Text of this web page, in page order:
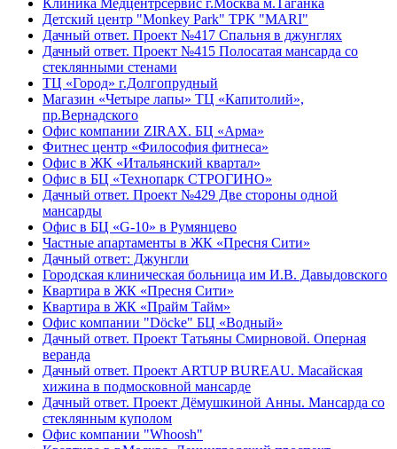
Клиника Медцентрсервис г.Москва м.Таганка
Детский центр "Monkey Park" ТРК "MARI"
Дачный ответ. Проект №417 Спальня в джунглях
Дачный ответ. Проект №415 Полосатая мансарда со
стеклянными стенами
ТЦ «Город» г.Долгопрудный
Магазин «Четыре лапы» ТЦ «Капитолий»,
пр.Вернадского
Офис компании ZIRAX. БЦ «Арма»
Фитнес центр «Философия фитнеса»
Офис в ЖК «Итальянский квартал»
Офис в БЦ «Технопарк СТРОГИНО»
Дачный ответ. Проект №429 Две стороны одной
мансарды
Офис в БЦ «G-10» в Румянцево
Частные апартаменты в ЖК «Пресня Сити»
Дачный ответ: Джунгли
Городская клиническая больница им И.В. Давыдовского
Квартира в ЖК «Пресня Сити»
Квартира в ЖК «Прайм Тайм»
Офис компании "Döcke" БЦ «Водный»
Дачный ответ. Проект Татьяны Смирновой. Оперная
веранда
Дачный ответ. Проект ARTUP BUREAU. Масайская
хижина в подмосковной мансарде
Дачный ответ. Проект Дëмушкиной Анны. Мансарда со
стеклянным куполом
Офис компании "Whoosh"